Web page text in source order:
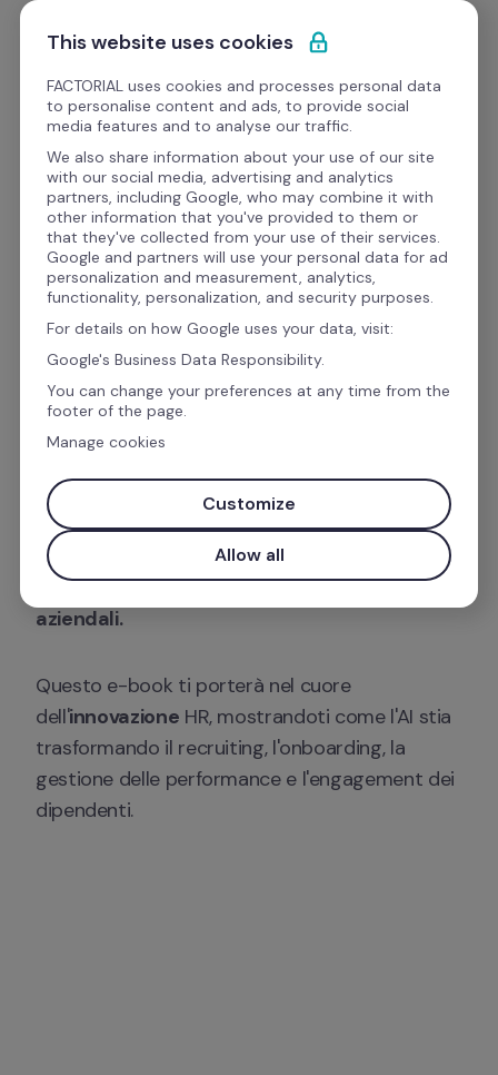
Passa al contenuto
Comincia gratis
eBooks
Gestione dei talenti
Ebook: Il potere dell'AI
nella gestione delle
Risorse Umane
Scopri il futuro delle risorse umane con l'e-
book di Factorial, una guida indispensabile per
potenziale
dell'intelligenza artificiale nel settore
HR. Esplora come l'AI sta rivoluzionando il
campo, dalla
selezione e sviluppo dei talenti,
potenziando l'efficienza e migliorando i risultati
aziendali.
Questo e-book ti porterà nel cuore
dell'innovazione HR, mostrandoti come l'AI stia
trasformando il recruiting, l'onboarding
gestione delle performance e l'engagement dei
dipendenti.
This website uses cookies
FACTORIAL uses cookies and processes personal data
to personalise content and ads, to provide social
media features and to analyse our traffic.
We also share information about your use of our site
with our social media, advertising and analytics
partners, including Google, who may combine it with
other information that you've provided to them or
that they've collected from your use of their services.
Google and partners will use your personal data for ad
personalization and measurement, analytics,
functionality, personalization, and security purposes.
For details on how Google uses your data, visit:
Google's Business Data Responsibility.
You can change your preferences at any time from the
footer of the page.
Manage cookies
Customize
Allow all